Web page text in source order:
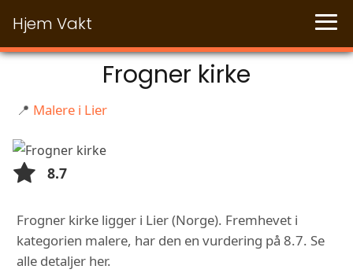
Hjem Vakt
Frogner kirke
📍 Malere i Lier
8.7
Frogner kirke ligger i Lier (Norge). Fremhevet i
kategorien malere, har den en vurdering på 8.7. Se
alle detaljer her.